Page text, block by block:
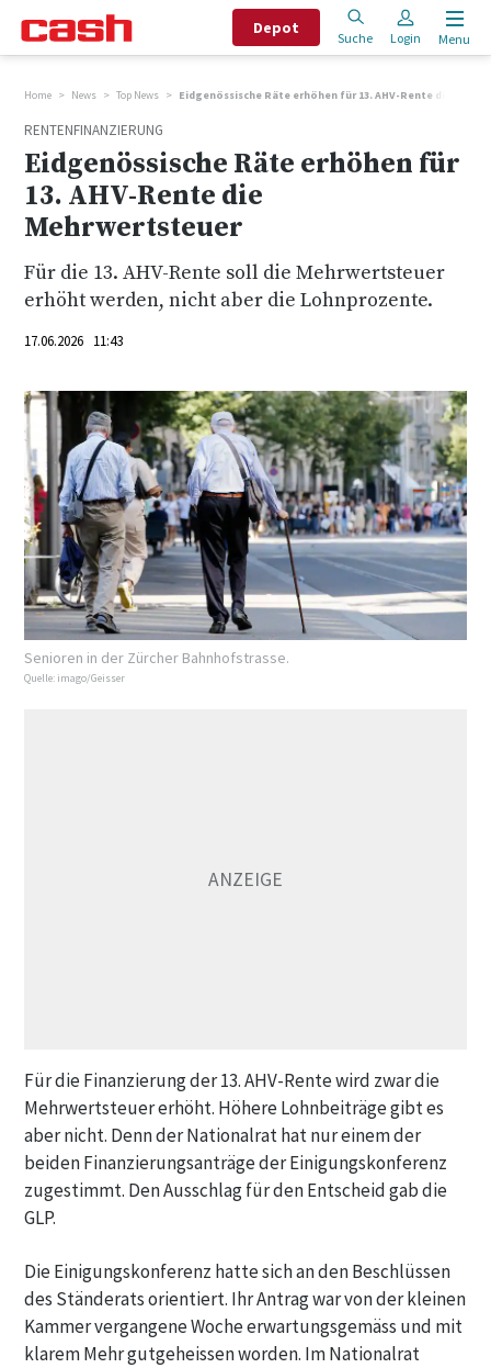
Depot
Suche Login Menu
Home News Top News Eidgenössische Räte erhöhen für 13. AHV-Rente die
RENTENFINANZIERUNG
Eidgenössische Räte erhöhen für
13. AHV-Rente die
Mehrwertsteuer
Für die 13. AHV-Rente soll die Mehrwertsteuer
erhöht werden, nicht aber die Lohnprozente.
17.06.2026 11:43
Senioren in der Zürcher Bahnhofstrasse.
Quelle: imago/Geisser
Für die Finanzierung der 13. AHV-Rente wird zwar die
Mehrwertsteuer erhöht. Höhere Lohnbeiträge gibt es
aber nicht. Denn der Nationalrat hat nur einem der
beiden Finanzierungsanträge der Einigungskonferenz
zugestimmt. Den Ausschlag für den Entscheid gab die
GLP.
Die Einigungskonferenz hatte sich an den Beschlüssen
des Ständerats orientiert. Ihr Antrag war von der kleinen
Kammer vergangene Woche erwartungsgemäss und mit
klarem Mehr gutgeheissen worden. Im Nationalrat